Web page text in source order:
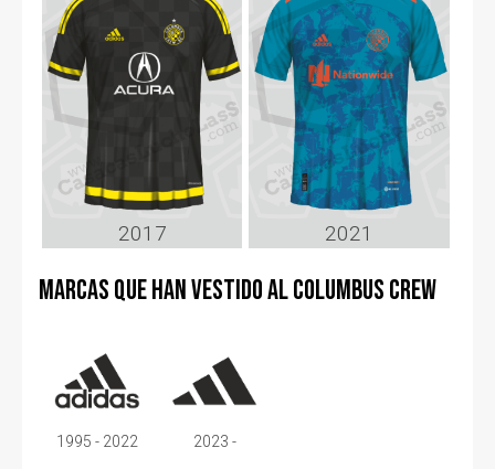
2017 2021
Marcas que han vestido al Columbus Crew
1995 - 2022 2023 -